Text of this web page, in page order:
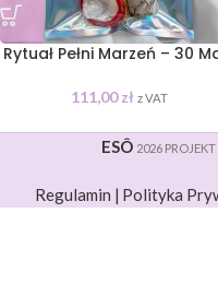
Rytuał Pełni Marzeń – 30
111,00zł z VAT
ESÔ 2026
Regulamin | Polityka